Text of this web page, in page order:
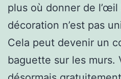
plus où donner de
décoration n’est pas
Cela peut devenir un
baguette sur les murs.